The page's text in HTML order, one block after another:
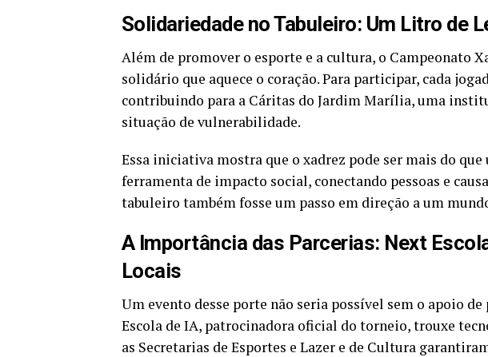
Solidariedade no Tabuleiro: Um Litro de
Além de promover o esporte e a cultura, o Campeonato
solidário que aquece o coração. Para participar, cada
contribuindo para a Cáritas do Jardim Marília, uma
situação de vulnerabilidade.
Essa iniciativa mostra que o xadrez pode ser mais do que
ferramenta de impacto social, conectando pessoas e
tabuleiro também fosse um passo em direção a um
A Importância das Parcerias: Next
Locais
Um evento desse porte não seria possível sem o apoio
Escola de IA, patrocinadora oficial do torneio, trouxe
as Secretarias de Esportes e Lazer e de Cultura